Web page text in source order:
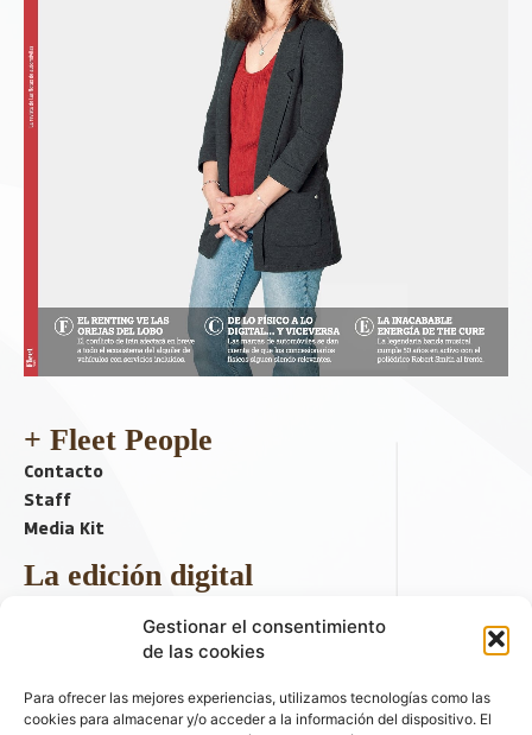
Gestionar el consentimiento
de las cookies
Para ofrecer las mejores experiencias, utilizamos tecnologías como las
cookies para almacenar y/o acceder a la información del dispositivo. El
+ Fleet People
Contacto
Staff
Media Kit
La edición digital
Descargar último ejemplar
ir a hemeroteca
+ Contenido en redes sociales